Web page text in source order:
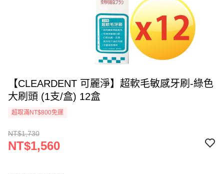
【CLEARDENT 可麗淨】超軟毛敏感牙刷-綠色
大刷頭 (1支/盒) 12盒
超取滿NT$800免運
NT$1,730
NT$1,560